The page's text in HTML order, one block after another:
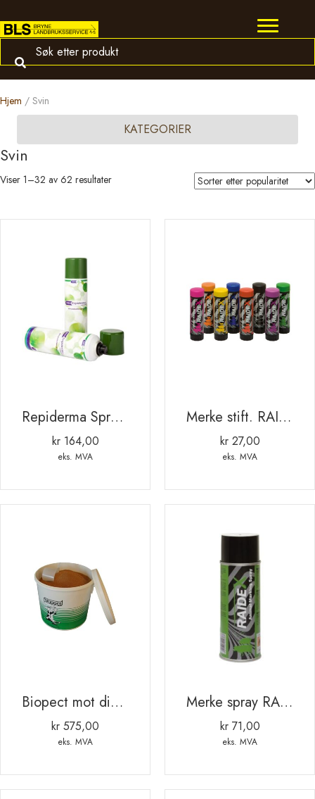
Hjem / Svin
KATEGORIER
Svin
Viser 1–32 av 62 resultaterSortert
Repiderma Spray 250ml
kr164,00
eks. MVA
Merke stift. RAIDL.
kr27,00
eks. MVA
Biopect mot diare hos kalv. lam og gris. 2.5kg
kr 575,00
eks. MVA
Merke spray RAIDEX 400ml GRØNN
kr71,00
eks. MVA